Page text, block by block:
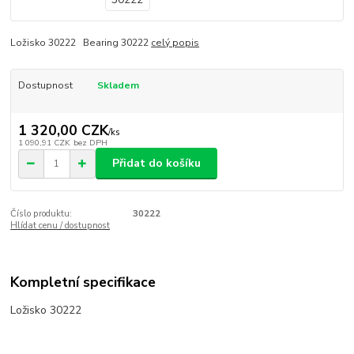
Ložisko 30222 Bearing 30222 celý popis
Dostupnost Skladem
1 320,00 CZK/ks
1 090,91 CZK bez DPH
Přidat do košíku
Číslo produktu:
30222
Hlídat cenu / dostupnost
Kompletní specifikace
Ložisko 30222